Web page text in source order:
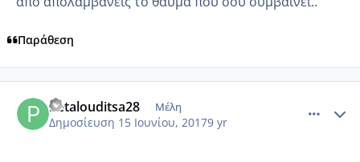
Παράθεση
Petalouditsa28 Μέλη
Δημοσίευση 15 Ιουνίου, 20179 yr